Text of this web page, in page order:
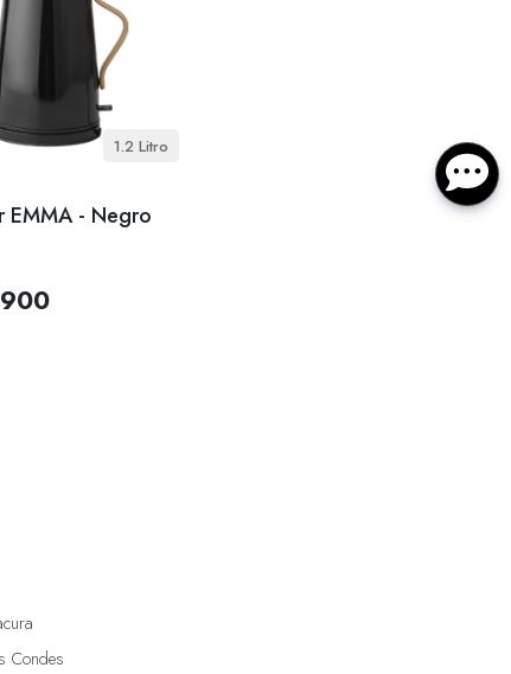
1.2 Litro
EMMA - Negro
Condes